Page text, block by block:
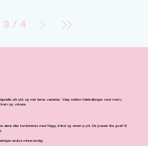
3 / 4
uttrykk og mer lekne varianter. Velg mellom folieballonger med motiv,
og voksne.
alene eller kombineres med flagg, bånd og annen pynt. De passer like godt til
ekstra minneverdig.